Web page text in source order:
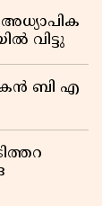
വിട്ടു
ബി എ